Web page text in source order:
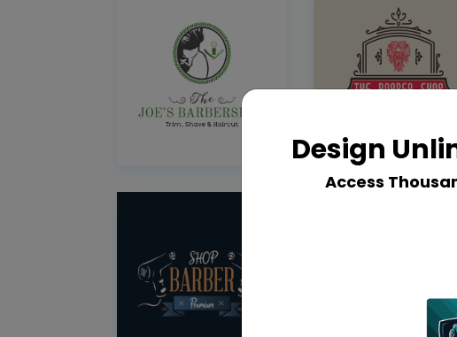
Design
Access